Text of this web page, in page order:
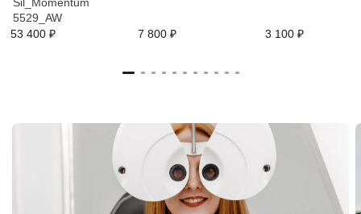
5529_AW
53 400 ₽
7 800 ₽ 3 100 ₽